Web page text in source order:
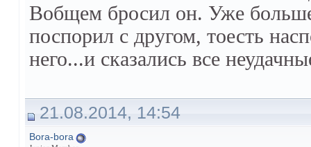
Вобщем бросил он. Уже
поспорил с другом, тоесть
него...и сказались все
21.08.2014, 14:54
Bora-bora